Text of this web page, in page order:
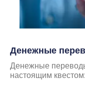
Денежные
Денежные
настоящим